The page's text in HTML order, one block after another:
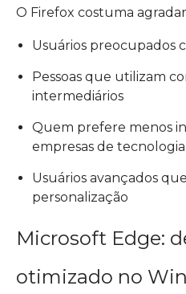
O Firefox costuma
Usuários preocupados
Pessoas que utilizam
intermediários
Quem prefere menos
empresas de tecnologia
Usuários avançados
personalização
Microsoft Edge:
otimizado no